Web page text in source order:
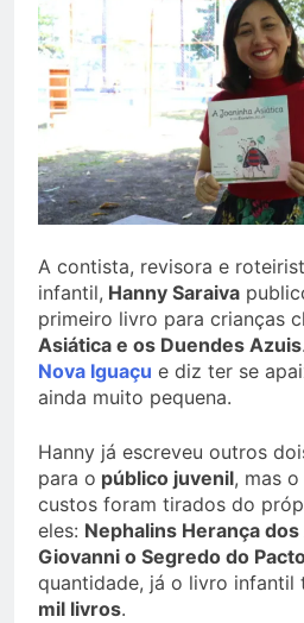
A contista, revisora e
infantil, Hanny Saraiva
primeiro livro para crianças
Asiática e os Duendes Azuis
Nova Iguaçu e diz ter se
ainda muito pequena.
Hanny já escreveu outros
para o público juvenil, mas
custos foram tirados do
eles: Nephalins Herança
Giovanni o Segredo do
quantidade, já o livro infantil
mil livros.